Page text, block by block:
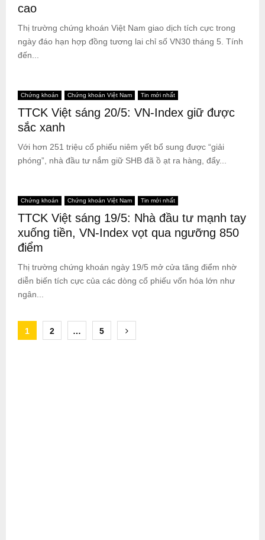
cao
Thị trường chứng khoán Việt Nam giao dịch tích cực trong
ngày đáo hạn hợp đồng tương lai chỉ số VN30 tháng 5. Tính
đến...
Chứng khoán Chứng khoán Việt Nam Tin mới nhất
TTCK Việt sáng 20/5: VN-Index giữ được
sắc xanh
Với hơn 251 triệu cổ phiếu niêm yết bổ sung được “giải
phóng”, nhà đầu tư nắm giữ SHB đã ồ ạt ra hàng, đẩy...
Chứng khoán Chứng khoán Việt Nam Tin mới nhất
TTCK Việt sáng 19/5: Nhà đầu tư mạnh tay
xuống tiền, VN-Index vọt qua ngưỡng 850
điểm
Thị trường chứng khoán ngày 19/5 mở cửa tăng điểm nhờ
diễn biến tích cực của các dòng cổ phiếu vốn hóa lớn như
ngân...
Posts
1 2 … 5